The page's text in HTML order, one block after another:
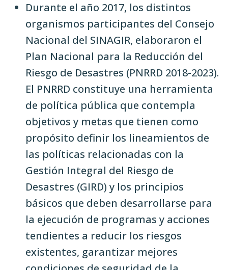
Durante el año 2017, los distintos
organismos participantes del Consejo
Nacional del SINAGIR, elaboraron el
Plan Nacional para la Reducción del
Riesgo de Desastres (PNRRD 2018-2023).
El PNRRD constituye una herramienta
de política pública que contempla
objetivos y metas que tienen como
propósito definir los lineamientos de
las políticas relacionadas con la
Gestión Integral del Riesgo de
Desastres (GIRD) y los principios
básicos que deben desarrollarse para
la ejecución de programas y acciones
tendientes a reducir los riesgos
existentes, garantizar mejores